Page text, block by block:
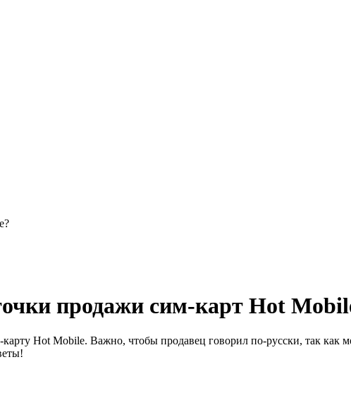
продажи сим-карт Hot
Hot Mobile. Важно, чтобы продавец говорил по-русски, так как